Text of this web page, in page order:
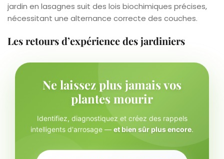
jardin en lasagnes suit des lois biochimiques précises,
nécessitant une alternance correcte des couches.
Les retours d’expérience des jardiniers
Ne laissez plus jamais vos
plantes mourir
Identifiez, diagnostiquez et créez des rappels
intelligents d'arrosage — et bien sûr plus encore.